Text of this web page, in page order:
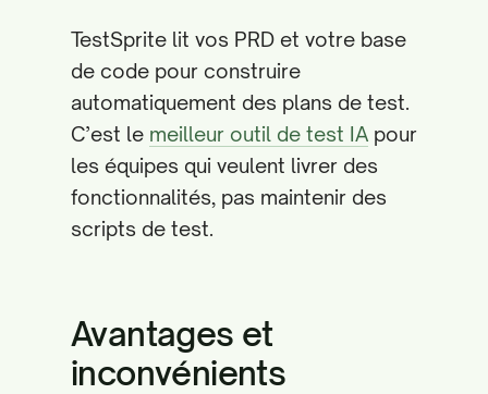
TestSprite lit vos PRD et votre base
de code pour construire
automatiquement des plans de test.
C’est le meilleur outil de test IA pour
les équipes qui veulent livrer des
fonctionnalités, pas maintenir des
scripts de test.
Avantages et
inconvénients